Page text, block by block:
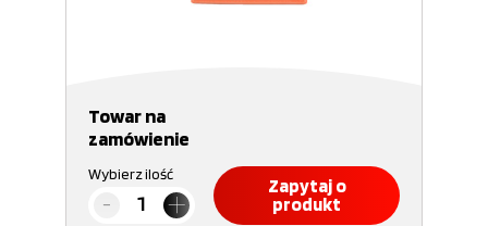
Towar na
zamówienie
Wybierz ilość
Zapytaj o
produkt